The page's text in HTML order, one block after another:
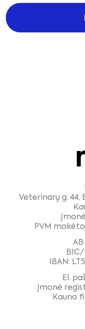
Veterinarų g. 44,
PVM
BIC/
IBAN:
El.
Įmonė
Kauno